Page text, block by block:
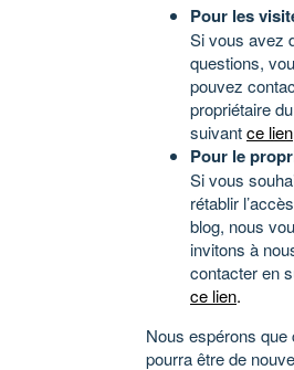
Pour les
Si vous avez
questions,
pouvez
propriétaire
suivantce lien
Pour le
Si vous
rétablir
blog, nous
invitons à
contacter en
ce lien.
Nous espérons que
pourra être de